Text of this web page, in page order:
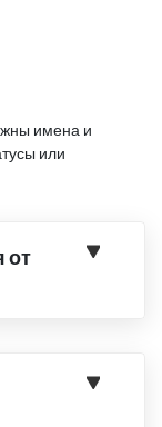
имена и
или
от